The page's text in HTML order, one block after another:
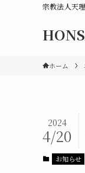
宗教法人天
ホーム
2024
4/20
お知らせ